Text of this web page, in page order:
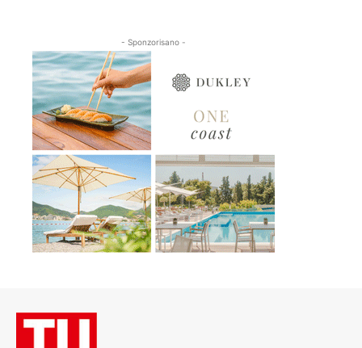
- Sponzorisano -